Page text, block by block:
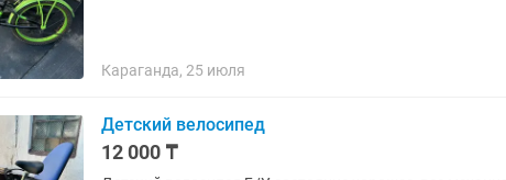
Караганда, 25 июля
Детский велосипед
12 000 ₸